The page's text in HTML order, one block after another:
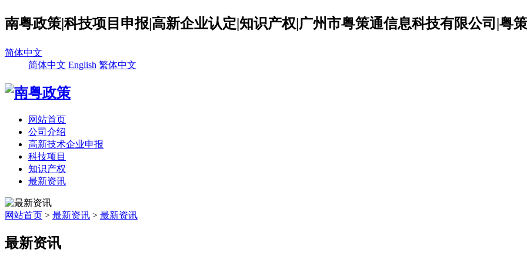
南粤政策|科技项目申报|高新企业认定|知识产权|广州市粤策通信息科技有限公司|粤
简体中文
简体中文 English 繁体中文
网站首页
公司介绍
高新技术企业申报
科技项目
知识产权
最新资讯
网站首页 > 最新资讯 > 最新资讯
最新资讯